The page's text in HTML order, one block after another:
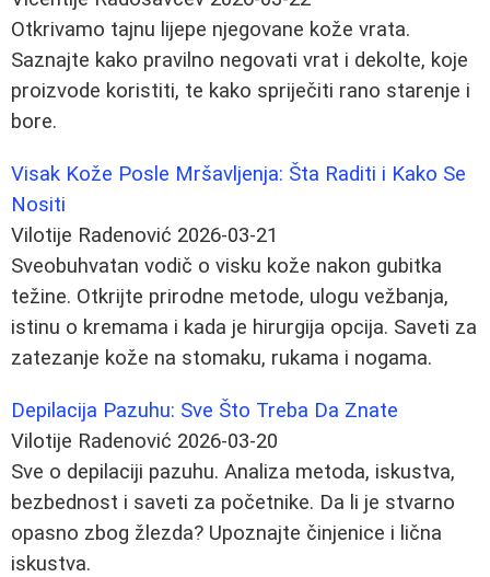
Otkrivamo tajnu lijepe njegovane kože vrata.
Saznajte kako pravilno negovati vrat i dekolte, koje
proizvode koristiti, te kako spriječiti rano starenje i
bore.
Visak Kože Posle Mršavljenja: Šta Raditi i Kako Se
Nositi
Vilotije Radenović 2026-03-21
Sveobuhvatan vodič o visku kože nakon gubitka
težine. Otkrijte prirodne metode, ulogu vežbanja,
istinu o kremama i kada je hirurgija opcija. Saveti za
zatezanje kože na stomaku, rukama i nogama.
Depilacija Pazuhu: Sve Što Treba Da Znate
Vilotije Radenović 2026-03-20
Sve o depilaciji pazuhu. Analiza metoda, iskustva,
bezbednost i saveti za početnike. Da li je stvarno
opasno zbog žlezda? Upoznajte činjenice i lična
iskustva.